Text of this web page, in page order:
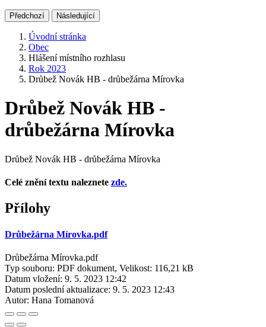
Předchozí Následující
Úvodní stránka
Obec
Hlášení místního rozhlasu
Rok 2023
Drůbež Novák HB - drůbežárna Mírovka
Drůbež Novák HB -
drůbežárna Mírovka
Drůbež Novák HB - drůbežárna Mírovka
Celé znění textu naleznete zde.
Přílohy
Drůbežárna Mírovka.pdf
Drůbežárna Mírovka.pdf
Typ souboru: PDF dokument, Velikost: 116,21 kB
Datum vložení: 9. 5. 2023 12:42
Datum poslední aktualizace: 9. 5. 2023 12:43
Autor: Hana Tomanová